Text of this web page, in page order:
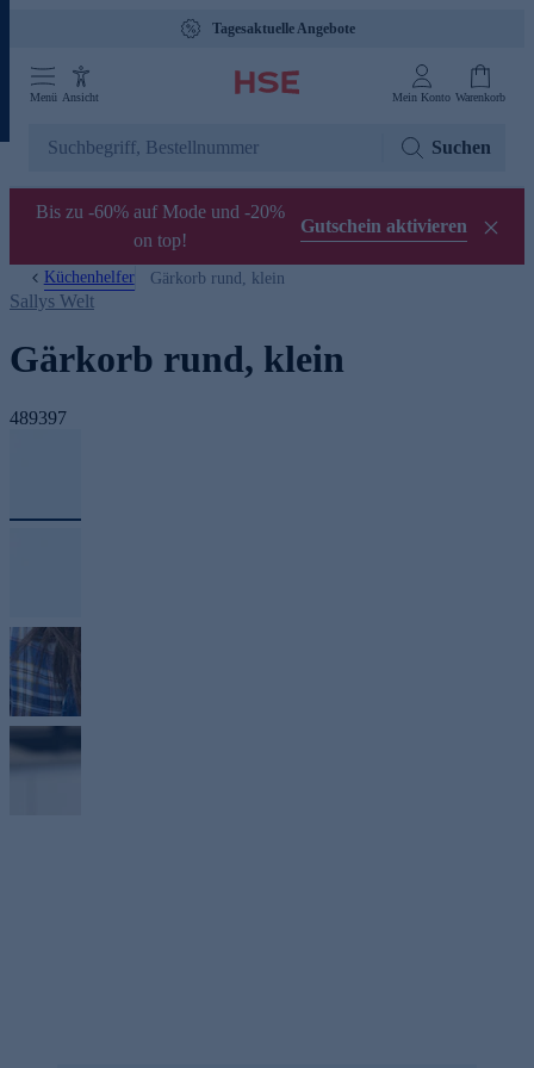
Tagesaktuelle Angebote
Menü Ansicht Mein Konto Warenkorb
Suchen
Bis zu -60% auf Mode und -20%
on top!
Gutschein aktivieren
Küchenhelfer Gärkorb rund, klein
Sallys Welt
Gärkorb rund, klein
489397